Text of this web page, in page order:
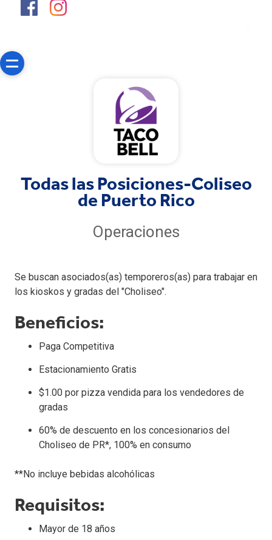
Todas las Posiciones-Coliseo
de Puerto Rico
Operaciones
Se buscan asociados(as) temporeros(as) para trabajar en
los kioskos y gradas del "Choliseo".
Beneficios:
Paga Competitiva
Estacionamiento Gratis
$1.00 por pizza vendida para los vendedores de
gradas
60% de descuento en los concesionarios del
Choliseo de PR*, 100% en consumo
**No incluye bebidas alcohólicas
Requisitos:
Mayor de 18 años